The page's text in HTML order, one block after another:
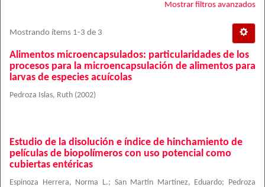
Mostrar filtros avanzados
Mostrando ítems 1-3 de 3
Alimentos microencapsulados: particularidades de los
procesos para la microencapsulación de alimentos para
larvas de especies acuícolas
Pedroza Islas, Ruth (2002)
Estudio de la disolución e índice de hinchamiento de
películas de biopolímeros con uso potencial como
cubiertas entéricas
Espinoza Herrera, Norma L.; San Martín Martínez, Eduardo;
Pedroza